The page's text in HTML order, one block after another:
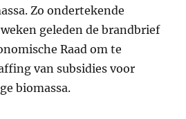
Zo ondertekende
geleden de brandbrief
Raad om te
van subsidies voor
biomassa.